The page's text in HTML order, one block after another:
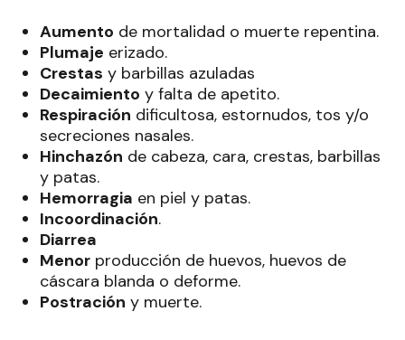
Aumento de mortalidad o muerte repentina.
Plumaje erizado.
Crestas y barbillas azuladas
Decaimiento y falta de apetito.
Respiración dificultosa, estornudos, tos y/o
secreciones nasales.
Hinchazón de cabeza, cara, crestas, barbillas
y patas.
Hemorragia en piel y patas.
Incoordinación.
Diarrea
Menor producción de huevos, huevos de
cáscara blanda o deforme.
Postración y muerte.